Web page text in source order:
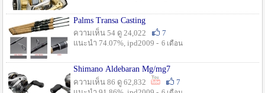
Palms Transa Casting
ความเห็น 54 ดู 24,022
7
แนะนำ 74.07%, ipd2009 - 6 เดือน
Shimano Aldebaran Mg/mg7
ความเห็น 86 ดู 62,832
7